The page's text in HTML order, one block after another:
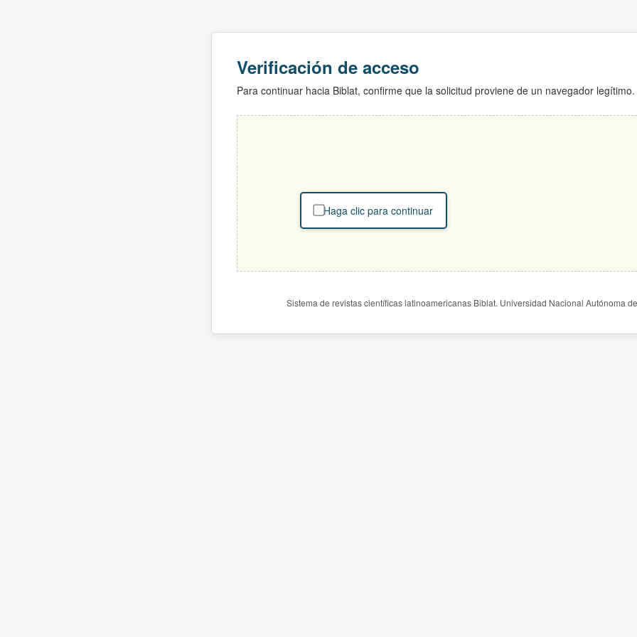
Verificación de acceso
Para continuar hacia Biblat, confirme que la solicitud proviene de un navegador legítimo.
Haga clic para continuar
Sistema de revistas científicas latinoamericanas Biblat. Universidad Nacional Autónoma